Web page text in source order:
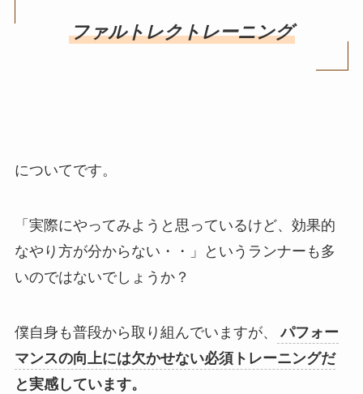
ファルトレクトレーニング
についてです。
「実際にやってみようと思っているけど、効果的
なやり方が分からない・・」というランナーも多
いのではないでしょうか？
僕自身も普段から取り組んでいますが、
パフォー
マンスの向上には欠かせない必須トレーニングだ
と実感しています。